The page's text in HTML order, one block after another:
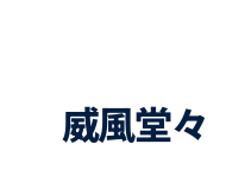
威風堂々